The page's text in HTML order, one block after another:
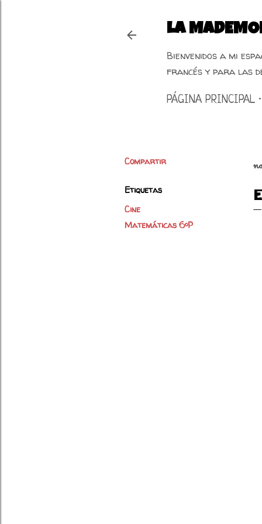
LA
Bienvenidos a mi
francés y para las
PÁGINA PRINCIPAL
Compartir
Etiquetas
Cine
Matemáticas 6ºP